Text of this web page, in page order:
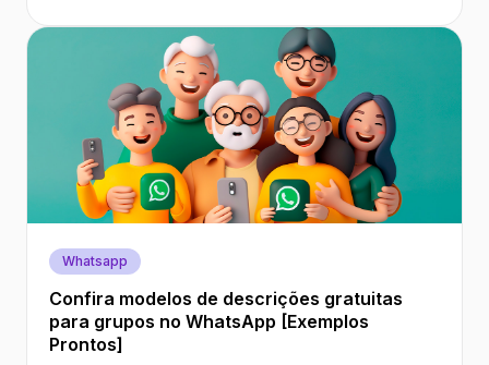
Whatsapp
Confira modelos de descrições gratuitas
para grupos no WhatsApp [Exemplos
Prontos]